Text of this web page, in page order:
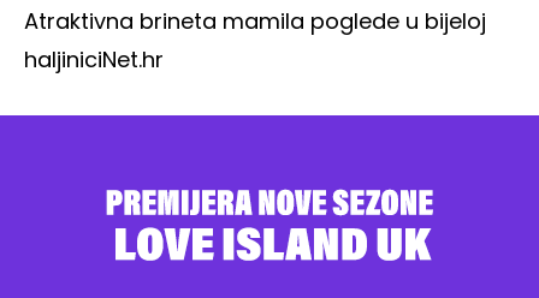
Atraktivna brineta mamila poglede u bijeloj
haljiniciNet.hr